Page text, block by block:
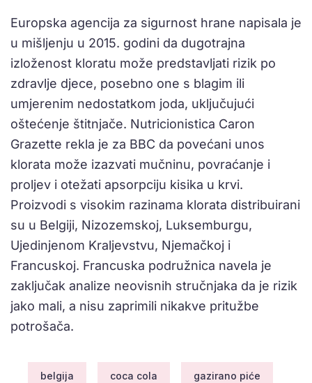
Europska agencija za sigurnost hrane napisala je
u mišljenju u 2015. godini da dugotrajna
izloženost kloratu može predstavljati rizik po
zdravlje djece, posebno one s blagim ili
umjerenim nedostatkom joda, uključujući
oštećenje štitnjače. Nutricionistica Caron
Grazette rekla je za BBC da povećani unos
klorata može izazvati mučninu, povraćanje i
proljev i otežati apsorpciju kisika u krvi.
Proizvodi s visokim razinama klorata distribuirani
su u Belgiji, Nizozemskoj, Luksemburgu,
Ujedinjenom Kraljevstvu, Njemačkoj i
Francuskoj. Francuska podružnica navela je
zaključak analize neovisnih stručnjaka da je rizik
jako mali, a nisu zaprimili nikakve pritužbe
potrošača.
belgija coca cola gazirano piće